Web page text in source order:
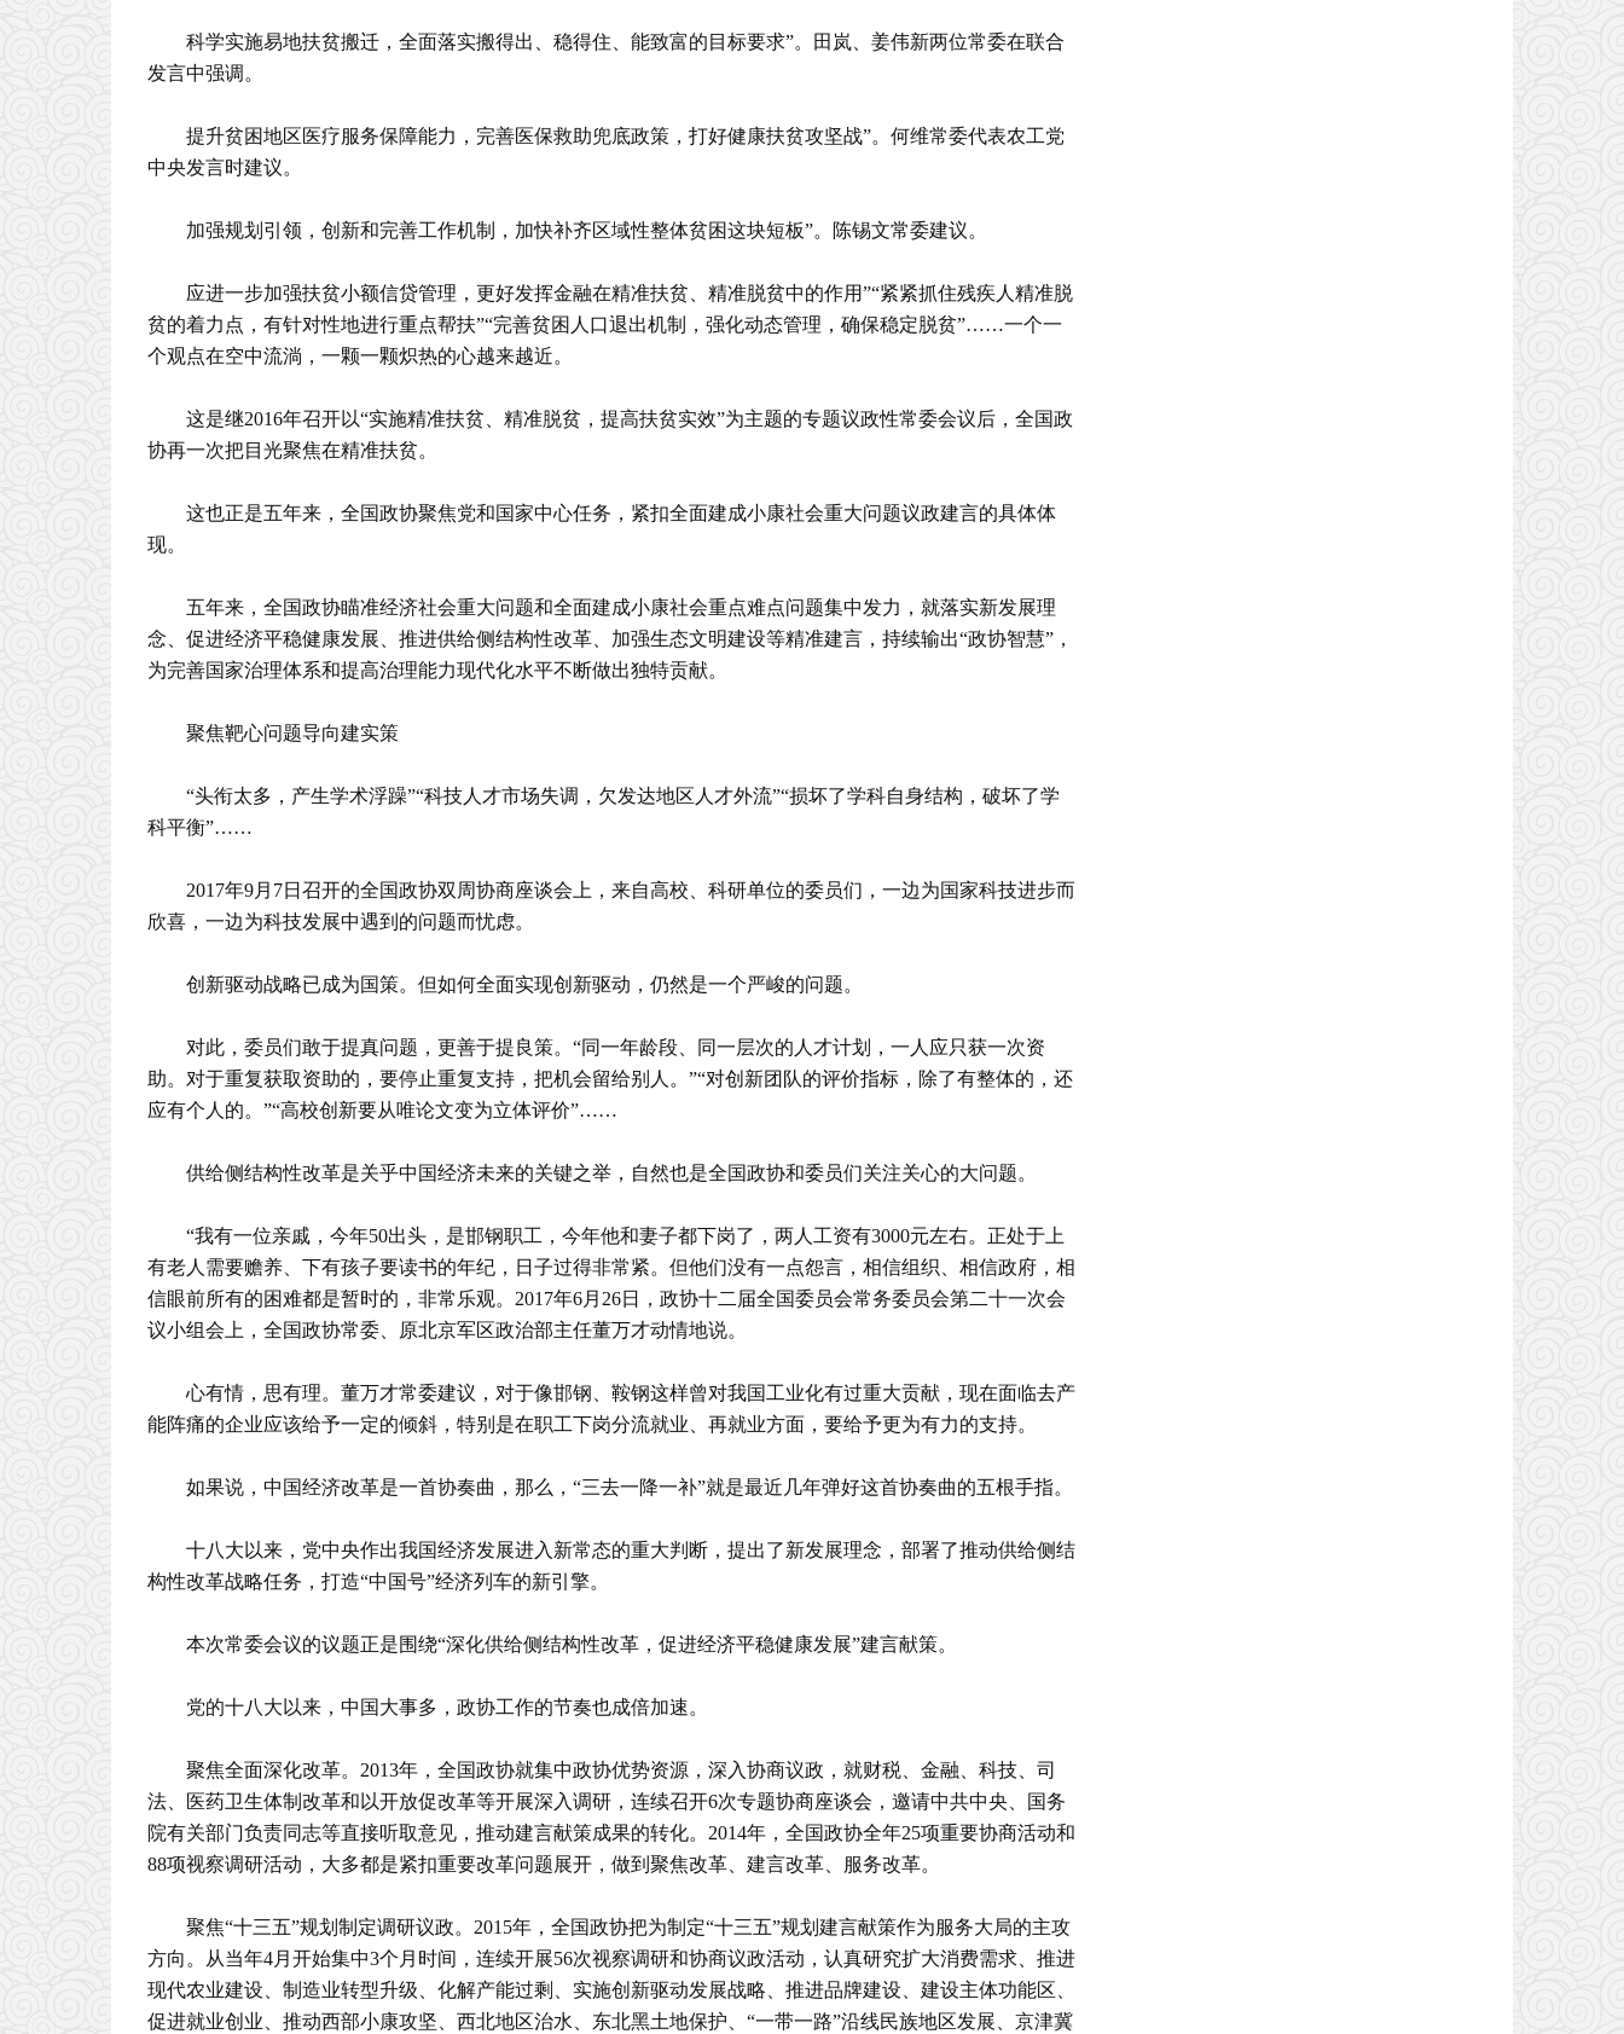
科学实施易地扶贫搬迁，全面落实搬得出、稳得住、能致富的目标要求”。田岚、姜伟新两位常委在联合
发言中强调。
提升贫困地区医疗服务保障能力，完善医保救助兜底政策，打好健康扶贫攻坚战”。何维常委代表农工党
中央发言时建议。
加强规划引领，创新和完善工作机制，加快补齐区域性整体贫困这块短板”。陈锡文常委建议。
应进一步加强扶贫小额信贷管理，更好发挥金融在精准扶贫、精准脱贫中的作用”“紧紧抓住残疾人精准脱
贫的着力点，有针对性地进行重点帮扶”“完善贫困人口退出机制，强化动态管理，确保稳定脱贫”……一个一
个观点在空中流淌，一颗一颗炽热的心越来越近。
这是继2016年召开以“实施精准扶贫、精准脱贫，提高扶贫实效”为主题的专题议政性常委会议后，全国政
协再一次把目光聚焦在精准扶贫。
这也正是五年来，全国政协聚焦党和国家中心任务，紧扣全面建成小康社会重大问题议政建言的具体体
现。
五年来，全国政协瞄准经济社会重大问题和全面建成小康社会重点难点问题集中发力，就落实新发展理
念、促进经济平稳健康发展、推进供给侧结构性改革、加强生态文明建设等精准建言，持续输出“政协智慧”，
为完善国家治理体系和提高治理能力现代化水平不断做出独特贡献。
聚焦靶心问题导向建实策
“头衔太多，产生学术浮躁”“科技人才市场失调，欠发达地区人才外流”“损坏了学科自身结构，破坏了学
科平衡”……
2017年9月7日召开的全国政协双周协商座谈会上，来自高校、科研单位的委员们，一边为国家科技进步而
欣喜，一边为科技发展中遇到的问题而忧虑。
创新驱动战略已成为国策。但如何全面实现创新驱动，仍然是一个严峻的问题。
对此，委员们敢于提真问题，更善于提良策。“同一年龄段、同一层次的人才计划，一人应只获一次资
助。对于重复获取资助的，要停止重复支持，把机会留给别人。”“对创新团队的评价指标，除了有整体的，还
应有个人的。”“高校创新要从唯论文变为立体评价”……
供给侧结构性改革是关乎中国经济未来的关键之举，自然也是全国政协和委员们关注关心的大问题。
“我有一位亲戚，今年50出头，是邯钢职工，今年他和妻子都下岗了，两人工资有3000元左右。正处于上
有老人需要赡养、下有孩子要读书的年纪，日子过得非常紧。但他们没有一点怨言，相信组织、相信政府，相
信眼前所有的困难都是暂时的，非常乐观。2017年6月26日，政协十二届全国委员会常务委员会第二十一次会
议小组会上，全国政协常委、原北京军区政治部主任董万才动情地说。
心有情，思有理。董万才常委建议，对于像邯钢、鞍钢这样曾对我国工业化有过重大贡献，现在面临去产
能阵痛的企业应该给予一定的倾斜，特别是在职工下岗分流就业、再就业方面，要给予更为有力的支持。
如果说，中国经济改革是一首协奏曲，那么，“三去一降一补”就是最近几年弹好这首协奏曲的五根手指。
十八大以来，党中央作出我国经济发展进入新常态的重大判断，提出了新发展理念，部署了推动供给侧结
构性改革战略任务，打造“中国号”经济列车的新引擎。
本次常委会议的议题正是围绕“深化供给侧结构性改革，促进经济平稳健康发展”建言献策。
党的十八大以来，中国大事多，政协工作的节奏也成倍加速。
聚焦全面深化改革。2013年，全国政协就集中政协优势资源，深入协商议政，就财税、金融、科技、司
法、医药卫生体制改革和以开放促改革等开展深入调研，连续召开6次专题协商座谈会，邀请中共中央、国务
院有关部门负责同志等直接听取意见，推动建言献策成果的转化。2014年，全国政协全年25项重要协商活动和
88项视察调研活动，大多都是紧扣重要改革问题展开，做到聚焦改革、建言改革、服务改革。
聚焦“十三五”规划制定调研议政。2015年，全国政协把为制定“十三五”规划建言献策作为服务大局的主攻
方向。从当年4月开始集中3个月时间，连续开展56次视察调研和协商议政活动，认真研究扩大消费需求、推进
现代农业建设、制造业转型升级、化解产能过剩、实施创新驱动发展战略、推进品牌建设、建设主体功能区、
促进就业创业、推动西部小康攻坚、西北地区治水、东北黑土地保护、“一带一路”沿线民族地区发展、京津冀